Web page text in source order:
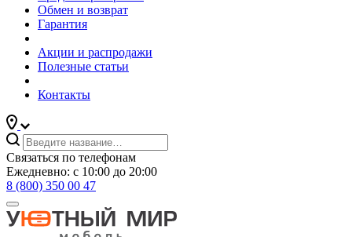
Обмен и возврат
Гарантия
Акции и распродажи
Полезные статьи
Контакты
Связаться по телефонам
Ежедневно: с 10:00 до 20:00
8 (800) 350 00 47